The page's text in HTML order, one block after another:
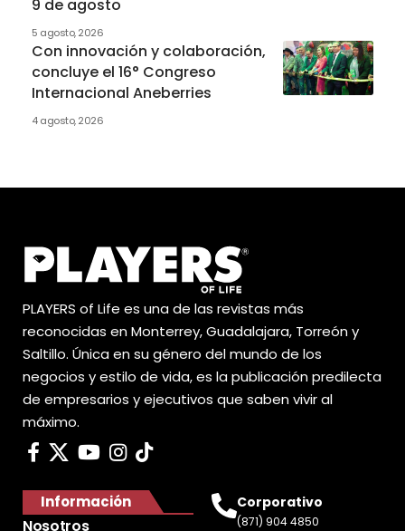
9 de agosto
5 agosto, 2026
Con innovación y colaboración,
concluye el 16° Congreso
Internacional Aneberries
4 agosto, 2026
PLAYERS of Life es una de las revistas más
reconocidas en Monterrey, Guadalajara, Torreón y
Saltillo. Única en su género del mundo de los
negocios y estilo de vida, es la publicación predilecta
de empresarios y ejecutivos que saben vivir al
máximo.
Información
Nosotros
Corporativo
(871) 904 4850